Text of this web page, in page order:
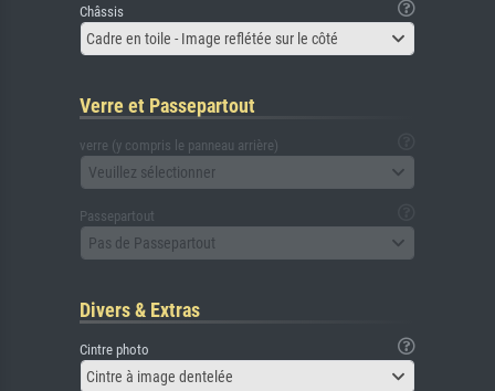
Châssis
Cadre en toile - Image reflétée sur le côté
Verre et Passepartout
verre (y compris le panneau arrière)
Veuillez sélectionner
Passepartout
Pas de Passepartout
Divers & Extras
Cintre photo
Cintre à image dentelée